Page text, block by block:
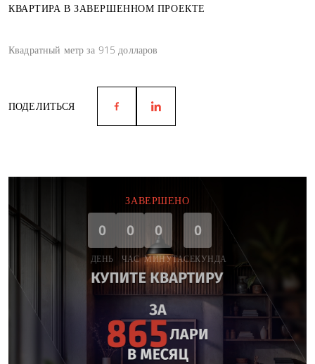
КВАРТИРА В ЗАВЕРШЕННОМ ПРОЕКТЕ
Квадратный метр за 915 долларов
ПОДЕЛИТЬСЯ
ЗАВЕРШЕНО
0
ДЕНЬ
0
ЧАС
0
МИНУТА
0
СЕКУНДА